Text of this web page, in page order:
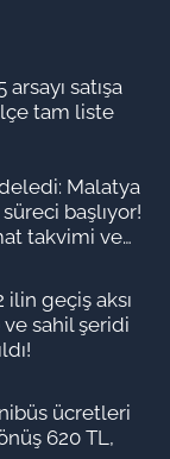
arsayı satışa
tam liste
Malatya
başlıyor!
takvimi ve
ilin geçiş aksı
sahil şeridi
ücretleri
620 TL,